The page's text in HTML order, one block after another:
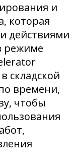
и
которая
действиями
режиме
складской
времени,
чтобы